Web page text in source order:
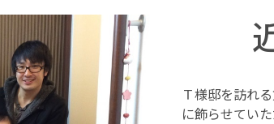
Ｔ様邸を訪れ
に飾らせていた